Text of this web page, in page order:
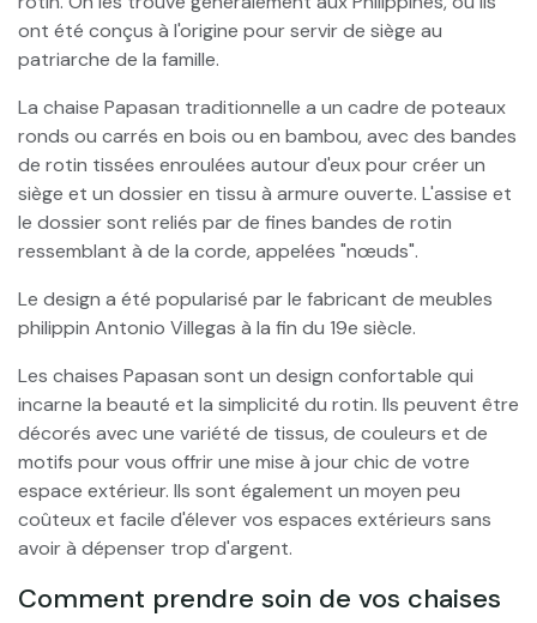
ont été conçus à l'origine pour servir de siège au
patriarche de la famille.
La chaise Papasan traditionnelle a un cadre de poteaux
ronds ou carrés en bois ou en bambou, avec des bandes
de rotin tissées enroulées autour d'eux pour créer un
siège et un dossier en tissu à armure ouverte. L'assise et
le dossier sont reliés par de fines bandes de rotin
ressemblant à de la corde, appelées "nœuds".
Le design a été popularisé par le fabricant de meubles
philippin Antonio Villegas à la fin du 19e siècle.
Les chaises Papasan sont un design confortable qui
incarne la beauté et la simplicité du rotin. Ils peuvent être
décorés avec une variété de tissus, de couleurs et de
motifs pour vous offrir une mise à jour chic de votre
espace extérieur. Ils sont également un moyen peu
coûteux et facile d'élever vos espaces extérieurs sans
avoir à dépenser trop d'argent.
Comment prendre soin de vos chaises